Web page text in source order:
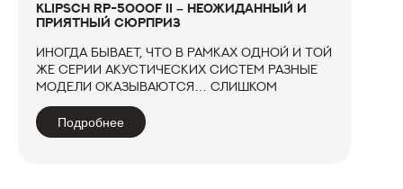
KLIPSCH RP-5000F II – НЕОЖИДАННЫЙ И
ПРИЯТНЫЙ СЮРПРИЗ
Иногда бывает, что в рамках одной и той
же серии акустических систем разные
модели оказываются… слишком
разными. И поправку при их оценке
приходится делать не только на формат
– полочные или напольные – и
Подробнее